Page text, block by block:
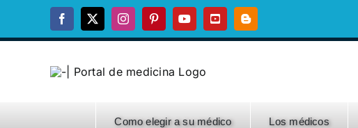
Facebook
X InstagramPinterestYouTubeYouTubeBlogger
Como elegir a su médico Los médicos